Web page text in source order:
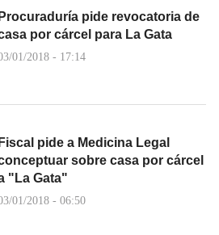
Procuraduría pide revocatoria de
por cárcel para La Gata
01/2018 - 17:14
Fiscal pide a Medicina Legal
sobre casa por cárcel
"La Gata"
01/2018 - 06:50